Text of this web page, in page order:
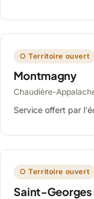
○ Territoire ouvert
Montmagny
Chaudière-
Service offert par
○ Territoire ouvert
Saint-Georges